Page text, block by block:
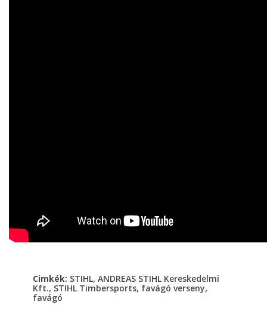
Cimkék: STIHL, ANDREAS STIHL Kereskedelmi
Kft., STIHL Timbersports, favágó verseny,
favágó